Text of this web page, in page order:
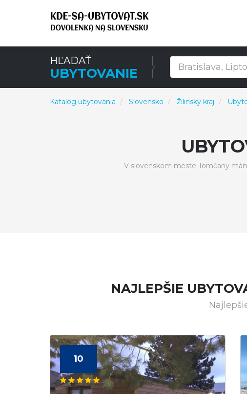
HĽADAŤ
UBYTOVANIE
Katalóg ubytovania Slovensko Žilinský kraj
V slovenskom meste Tomčany
NAJLEPŠIE
10